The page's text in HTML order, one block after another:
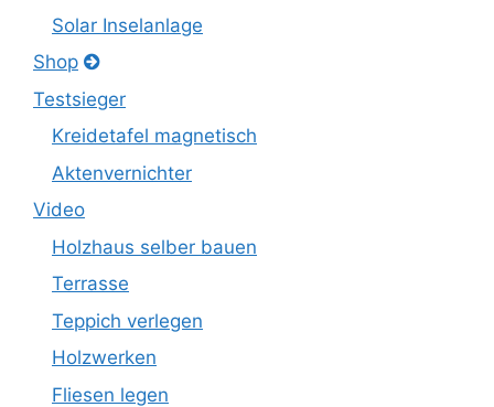
Solar Inselanlage
Shop
Testsieger
Kreidetafel magnetisch
Aktenvernichter
Video
Holzhaus selber bauen
Terrasse
Teppich verlegen
Holzwerken
Fliesen legen